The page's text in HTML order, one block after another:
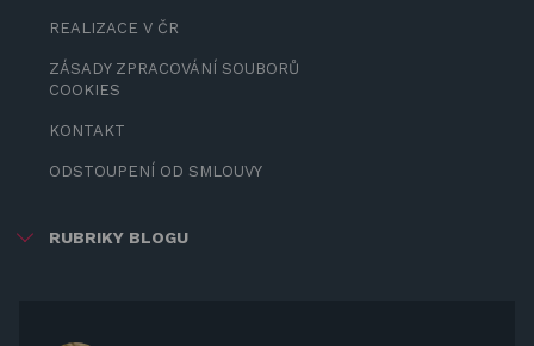
REALIZACE V ČR
ZÁSADY ZPRACOVÁNÍ SOUBORŮ
COOKIES
KONTAKT
ODSTOUPENÍ OD SMLOUVY
RUBRIKY BLOGU